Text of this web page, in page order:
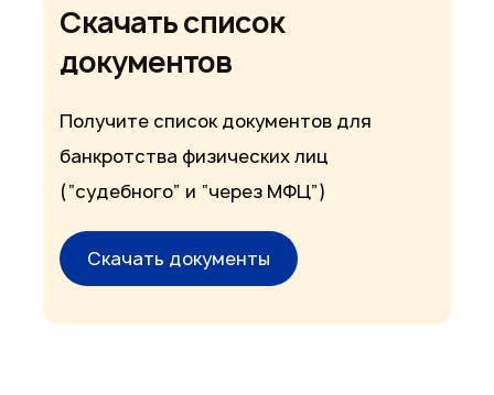
Скачать список
документов
Получите список документов для
банкротства физических лиц
(“судебного” и “через МФЦ”)
Скачать документы